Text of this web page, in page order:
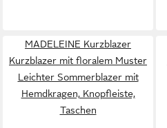
MADELEINE Kurzblazer
Kurzblazer mit floralem Muster
Leichter Sommerblazer mit
Hemdkragen, Knopfleiste,
Taschen